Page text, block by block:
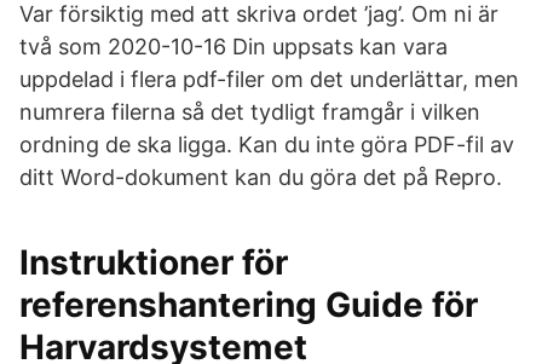
Var försiktig med att skriva ordet ’jag’. Om ni är
två som 2020-10-16 Din uppsats kan vara
uppdelad i flera pdf-filer om det underlättar, men
numrera filerna så det tydligt framgår i vilken
ordning de ska ligga. Kan du inte göra PDF-fil av
ditt Word-dokument kan du göra det på Repro.
Instruktioner för
referenshantering Guide för
Harvardsystemet